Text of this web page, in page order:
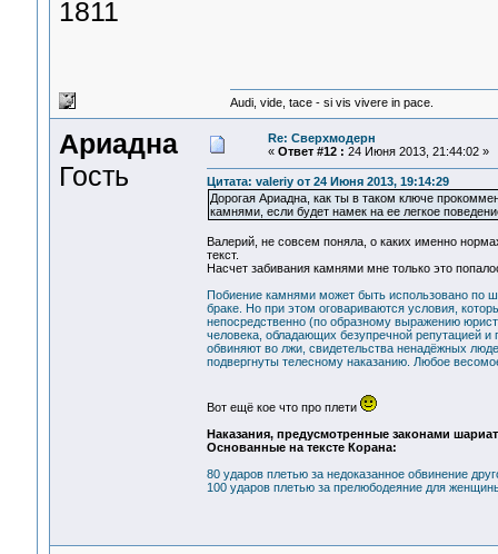
1811
Audi, vide, tace - si vis vivere in pace.
Ариадна
Гость
Re: Сверхмодерн
« Ответ #12 : 24 Июня 2013, 21:44:02 »
Цитата: valeriy от 24 Июня 2013, 19:14:29
Дорогая Ариадна, как ты в таком ключе
камнями, если будет намек на ее легкое
Валерий, не совсем поняла, о каких именно
текст.
Насчет забивания камнями мне только это
Побиение камнями может быть использовано по
браке. Но при этом оговариваются условия,
непосредственно (по образному выражению
человека, обладающих безупречной репутацией и
обвиняют во лжи, свидетельства ненадёжных
подвергнуты телесному наказанию. Любое
Вот ещё кое что про плети
Наказания, предусмотренные законами
Основанные на тексте Корана:
80 ударов плетью за недоказанное обвинение
100 ударов плетью за прелюбодеяние для